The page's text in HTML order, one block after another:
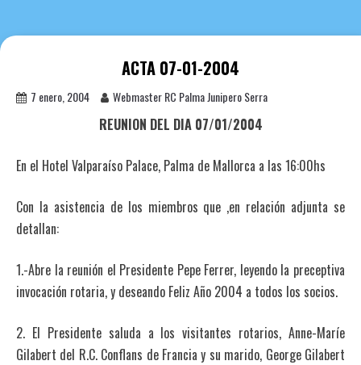
ACTA 07-01-2004
7 enero, 2004 Webmaster RC Palma Junipero Serra
REUNION DEL DIA 07/01/2004
En el Hotel Valparaíso Palace, Palma de Mallorca a las 16:00hs
Con la asistencia de los miembros que ,en relación adjunta se
detallan:
1.-Abre la reunión el Presidente Pepe Ferrer, leyendo la preceptiva
invocación rotaria, y deseando Feliz Año 2004 a todos los socios.
2. El Presidente saluda a los visitantes rotarios, Anne-Maríe
Gilabert del R.C. Conflans de Francia y su marido, George Gilabert